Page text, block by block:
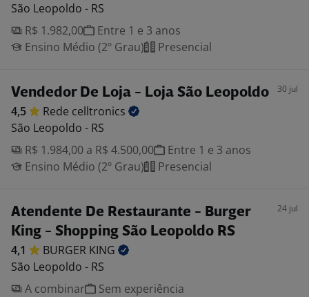
São Leopoldo - RS
R$ 1.982,00
Entre 1 e 3 anos
Ensino Médio (2º Grau)
Presencial
Vendedor De Loja - Loja São Leopoldo 30 jul
4,5 Rede celltronics
São Leopoldo - RS
R$ 1.984,00 a R$ 4.500,00
Entre 1 e 3 anos
Ensino Médio (2º Grau)
Presencial
Atendente De Restaurante - Burger
King - Shopping São Leopoldo RS
24 jul
4,1 BURGER KING
São Leopoldo - RS
A combinar
Sem experiência